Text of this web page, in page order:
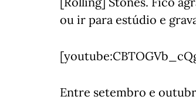
ou ir para estúdio e
Entre setembro e